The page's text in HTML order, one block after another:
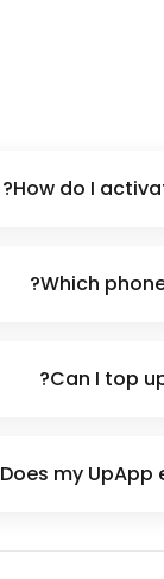
How do I
Which
Can I top
Does my UpApp